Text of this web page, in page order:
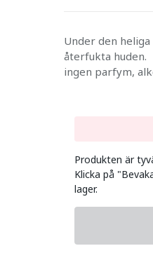
Under den
återfukta huden.
ingen parfym,
Produkten är
Klicka på
lager.